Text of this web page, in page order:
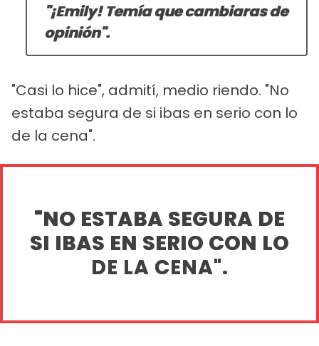
"¡Emily! Temía que cambiaras de
opinión".
"Casi lo hice", admití, medio riendo. "No
estaba segura de si ibas en serio con lo
de la cena".
"NO ESTABA SEGURA DE
SI IBAS EN SERIO CON LO
DE LA CENA".